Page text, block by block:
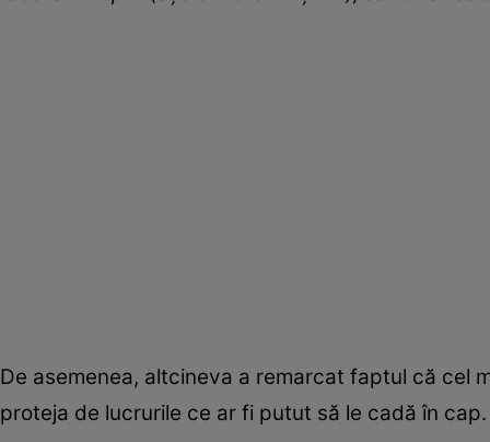
De asemenea, altcineva a remarcat faptul că cel
proteja de lucrurile ce ar fi putut să le cadă în cap.